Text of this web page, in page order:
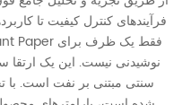
فرآیندهای کنترل کیفیت تا
نوشیدنی نیست. این یک ارتقا